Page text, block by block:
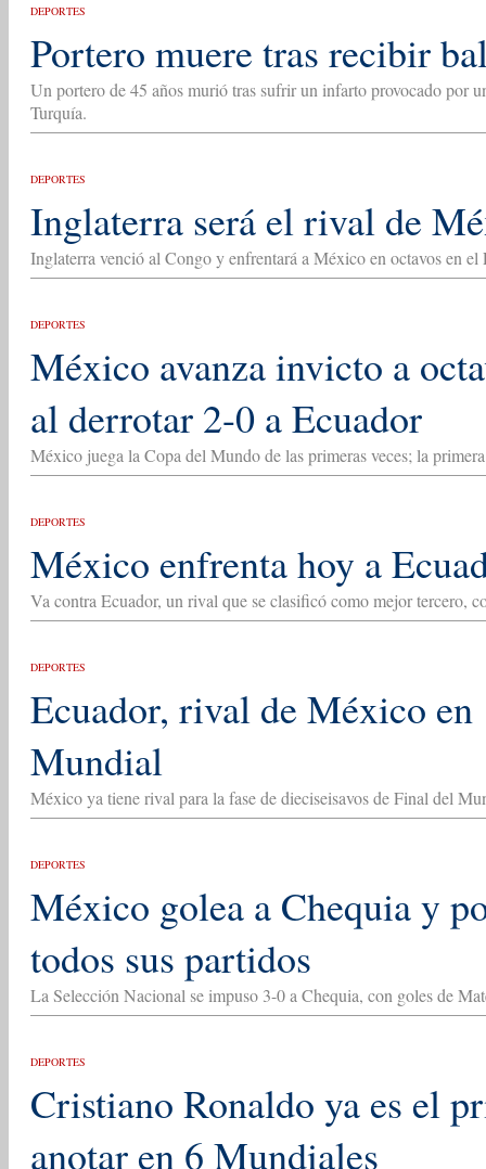
DEPORTES
Portero muere tras recibir
Un portero de 45 años murió tras sufrir un infarto provocado por
Turquía.
DEPORTES
Inglaterra será el rival de
Inglaterra venció al Congo y enfrentará a México en octavos en
DEPORTES
México avanza invicto a
al derrotar 2-0 a Ecuador
México juega la Copa del Mundo de las primeras veces; la
DEPORTES
México enfrenta hoy a
Va contra Ecuador, un rival que se clasificó como mejor tercero,
DEPORTES
Ecuador, rival de México
Mundial
México ya tiene rival para la fase de dieciseisavos de Final del
DEPORTES
México golea a Chequia y
todos sus partidos
La Selección Nacional se impuso 3-0 a Chequia, con goles de
DEPORTES
Cristiano Ronaldo ya es el
anotar en 6 Mundiales